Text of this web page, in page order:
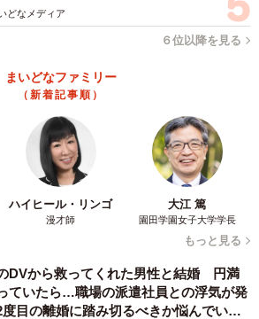
どなメディア
６位以降を見る
まいどなファミリー
（新着記事順）
ハイヒール・リンゴ
漫才師
大江 篤
園田学園女子大学学長
もっと見る
DVから救ってくれた男性と結婚 円満
ていたら…職場の派遣社員との浮気が発
目の離婚に踏み切るべきか悩んでいま